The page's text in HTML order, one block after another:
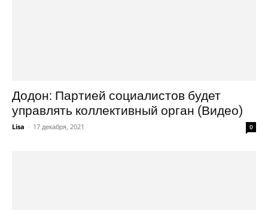
Додон: Партией социалистов будет
управлять коллективный орган (Видео)
Lisa - 17 декабря, 2021 0